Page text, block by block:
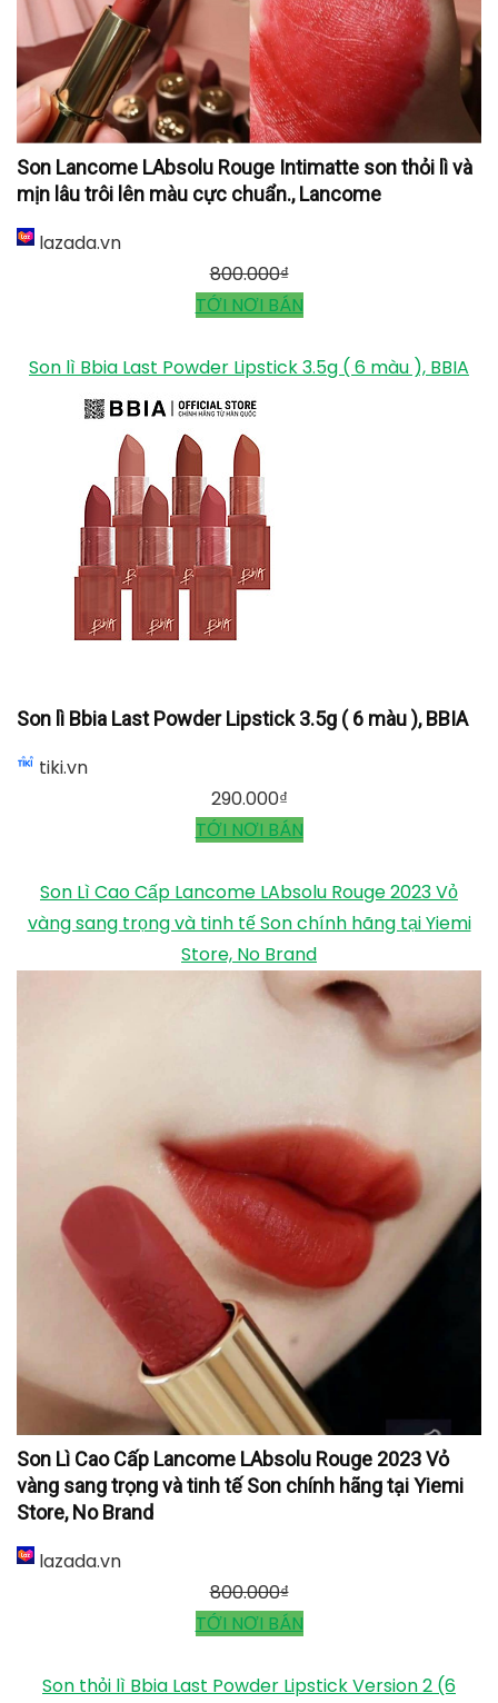
Son Lancome LAbsolu Rouge Intimatte son thỏi lì và
mịn lâu trôi lên màu cực chuẩn., Lancome
lazada.vn
800.000₫
TỚI NƠI BÁN
Son lì Bbia Last Powder Lipstick 3.5g ( 6 màu ), BBIA
Son lì Bbia Last Powder Lipstick 3.5g ( 6 màu ), BBIA
tiki.vn
290.000₫
TỚI NƠI BÁN
Son Lì Cao Cấp Lancome LAbsolu Rouge 2023 Vỏ
vàng sang trọng và tinh tế Son chính hãng tại Yiemi
Store, No Brand
Son Lì Cao Cấp Lancome LAbsolu Rouge 2023 Vỏ
vàng sang trọng và tinh tế Son chính hãng tại Yiemi
Store, No Brand
lazada.vn
800.000₫
TỚI NƠI BÁN
Son thỏi lì Bbia Last Powder Lipstick Version 2 (6